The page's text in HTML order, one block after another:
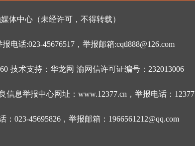
体中心（未经许可，不得转载）
话:023-45676517，举报邮箱:cqtl888@126.com
技术支持：华龙网 渝网信许可证编号：232013006
息举报中心网址：www.12377.cn，举报电话：12377
023-45695826，举报邮箱：1966561212@qq.com